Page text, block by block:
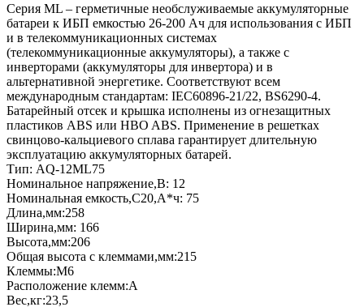
Серия ML – герметичные необслуживаемые аккумуляторные
батареи к ИБП емкостью 26-200 Ач для использования с ИБП
и в телекоммуникационных системах
(телекоммуникационные аккумуляторы), а также с
инверторами (аккумуляторы для инвертора) и в
альтернативной энергетике. Соответствуют всем
международным стандартам: IEC60896-21/22, BS6290-4.
Батарейный отсек и крышка исполнены из огнезащитных
пластиков ABS или HBO ABS. Применение в решетках
свинцово-кальциевого сплава гарантирует длительную
эксплуатацию аккумуляторных батарей.
Тип: AQ-12ML75
Номинальное напряжение,B: 12
Номинальная емкость,C20,А*ч: 75
Длина,мм:258
Ширина,мм: 166
Высота,мм:206
Общая высота с клеммами,мм:215
Клеммы:М6
Расположение клемм:А
Вес,кг:23,5